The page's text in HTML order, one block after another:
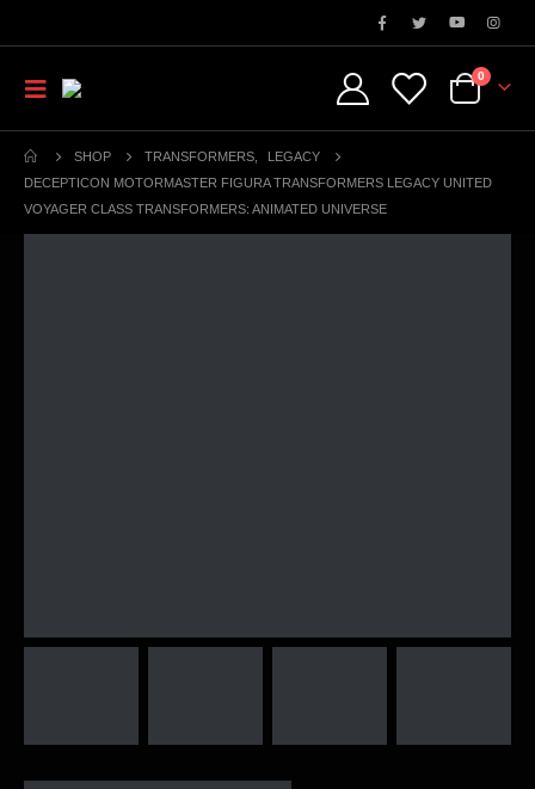
0
SHOP TRANSFORMERS
LEGACY
DECEPTICON MOTORMASTER FIGURA TRANSFORMERS LEGACY UNITED
VOYAGER CLASS TRANSFORMERS: ANIMATED UNIVERSE